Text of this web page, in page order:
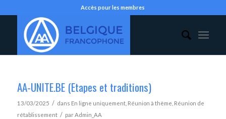
Accès pour les membres
AA-UNITE.BE (Etapes et traditions)
13/03/2025 / dans En ligne uniquement, Réunion à thème Réunion de
rétablissement / parAdmin_AA